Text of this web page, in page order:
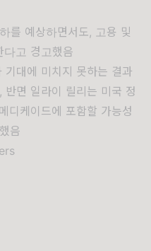
를 예상하면서도, 고용 및
다고 경고했음
기대에 미치지 못하는 결과
면 일라이 릴리는 미국 정
디케이드에 포함할 가능성
음